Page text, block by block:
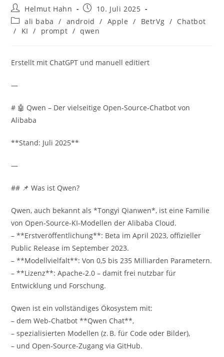
Beitrags-
Autor:
Helmut Hahn
Beitrag
veröffentlicht:
10. Juli 2025
Beitrags-
Kategorie:
ali baba / android / Apple / BetrVg / Chatbot
/
KI / prompt / qwen
Erstellt mit ChatGPT und manuell editiert
—
# 🤖 Qwen – Der vielseitige Open‑Source‑Chatbot von
Alibaba
**Stand: Juli 2025**
—
## 📌 Was ist Qwen?
Qwen, auch bekannt als *Tongyi Qianwen*, ist eine Familie
von Open‑Source-KI-Modellen der Alibaba Cloud.
– **Erstveröffentlichung**: Beta im April 2023, offizieller
Public Release im September 2023.
– **Modellvielfalt**: Von 0,5 bis 235 Milliarden Parametern.
– **Lizenz**: Apache‑2.0 – damit frei nutzbar für
Entwicklung und Forschung.
Qwen ist ein vollständiges Ökosystem mit:
– dem Web‑Chatbot **Qwen Chat**,
– spezialisierten Modellen (z. B. für Code oder Bilder),
– und Open‑Source-Zugang via GitHub.